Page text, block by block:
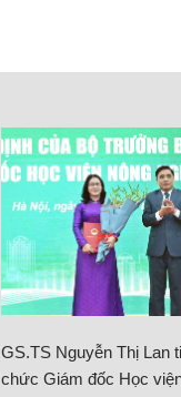
GS.TS Nguyễn Thị Lan
chức Giám đốc Học